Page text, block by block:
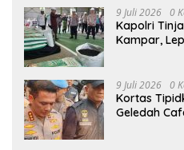
9 Juli 2026 0
Kapolri
Kampar,
9 Juli 2026 0
Kortas
Geledah